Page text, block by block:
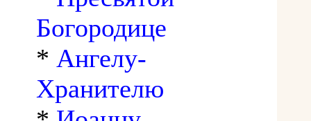
Богородице
* Ангелу-
Хранителю